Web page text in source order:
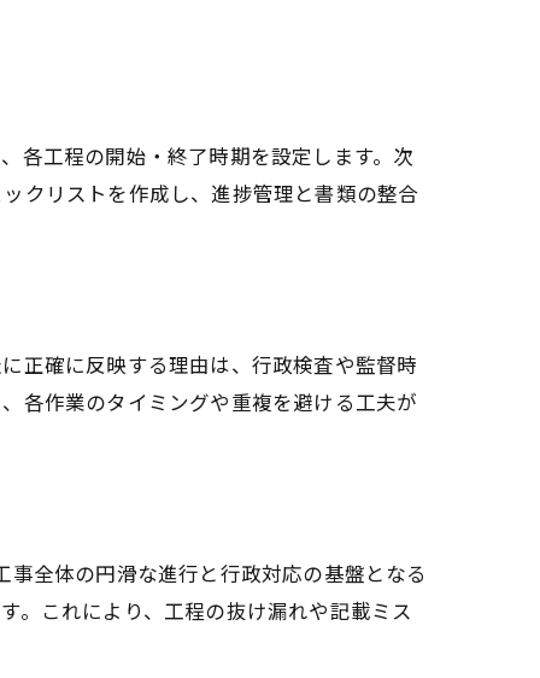
各工程の開始・終了時期を設定します。次
クリストを作成し、進捗管理と書類の整合
正確に反映する理由は、行政検査や監督時
各作業のタイミングや重複を避ける工夫が
全体の円滑な進行と行政対応の基盤となる
。これにより、工程の抜け漏れや記載ミス